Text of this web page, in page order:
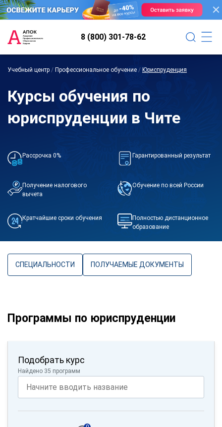
8 (800) 301-78-62
Учебный центр / Профессиональное обучение / Юриспруденция
Курсы обучения по
юриспруденции в Чите
Рассрочка 0% Гарантированный результат
Получение налогового
вычета
Обучение по всей России
Кратчайшие сроки обучения
Полностью дистанционное
образование
СПЕЦИАЛЬНОСТИ ПОЛУЧАЕМЫЕ ДОКУМЕНТЫ
Программы по юриспруденции
Подобрать курс
Найдено 35 программ